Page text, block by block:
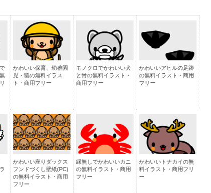
かわいい保育、幼稚園
児・猿の無料イラス
ト・商用フリー
モノクロでかわいい犬
と骨の無料イラスト・
商用フリー
かわいいアヒルの足跡
の無料イラスト・商用
フリー
かわいい座りダックス
フンドづくし壁紙(PC)
の無料イラスト・商用
フリー
縁無しでかわいいカニ
の無料イラスト・商用
フリー
かわいいトナカイの無
料イラスト・商用フリ
ー